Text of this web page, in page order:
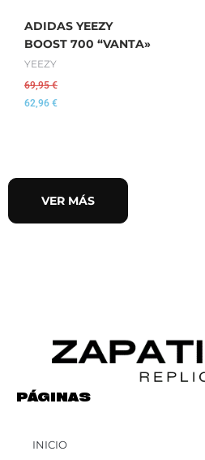
ADIDAS YEEZY
BOOST 700 “VANTA»
YEEZY
69,95€
62,96 €
VER MÁS
PÁGINAS
INICIO